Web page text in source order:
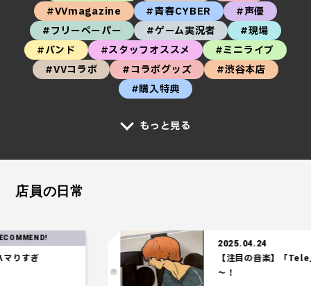
#VVmagazine
#青春CYBER
#声優
#フリーペーパー
#ゲーム実況者
#現場
#バンド
#スタッフオススメ
#ミニライブ
#VVコラボ
#コラボグッズ
#渋谷本店
#購入特典
もっと見る
店員の日常
2025.04.24
【注目の音楽】「Tele」の時代がやってきた
～！